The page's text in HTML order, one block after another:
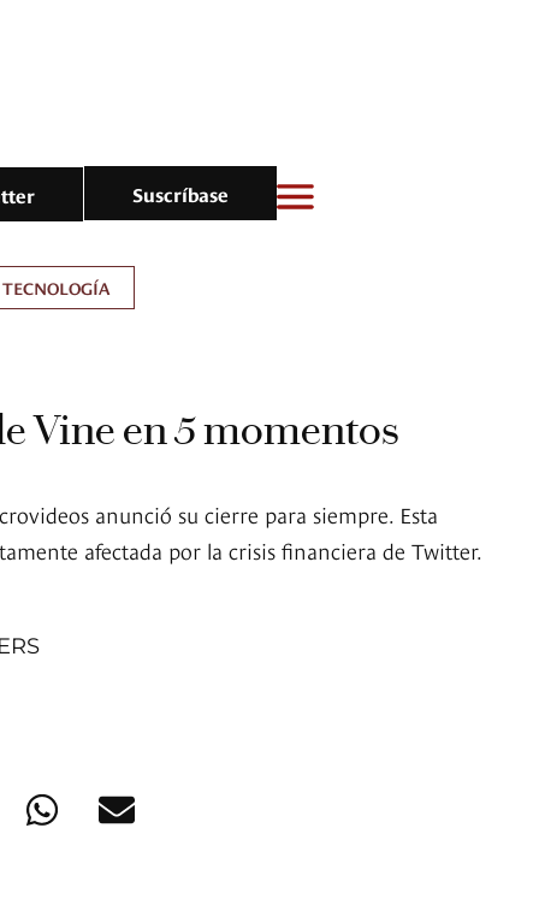
Suscríbase
TECNOLOGÍA
Vine en 5 momentos
anunció su cierre para siempre. Esta
afectada por la crisis financiera de Twitter.